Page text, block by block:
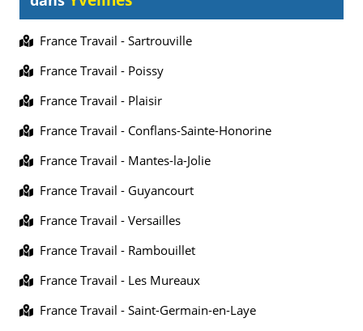
France Travail - Sartrouville
France Travail - Poissy
France Travail - Plaisir
France Travail - Conflans-Sainte-Honorine
France Travail - Mantes-la-Jolie
France Travail - Guyancourt
France Travail - Versailles
France Travail - Rambouillet
France Travail - Les Mureaux
France Travail - Saint-Germain-en-Laye